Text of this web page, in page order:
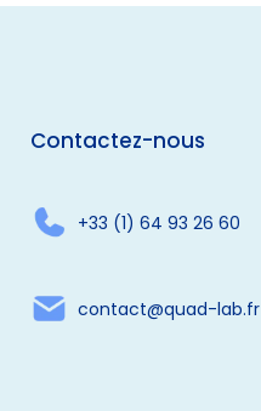
Contactez-nous
+33 (1) 64 93 26 60
contact@quad-lab.fr